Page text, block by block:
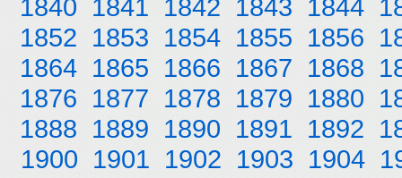
1840 1841 1842 1843 1844
1852 1853 1854 1855 1856
1864 1865 1866 1867 1868
1876 1877 1878 1879 1880
1888 1889 1890 1891 1892
1900 1901 1902 1903 1904